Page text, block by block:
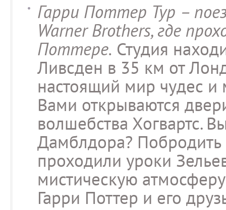
Гарри Поттер Тур –
Warner Brothers, где
Поттере. Студия
Ливсден в 35 км от
настоящий мир чудес и
Вами открываются
волшебства Хогвартс.
Дамблдора? Побродить
проходили уроки
мистическую
Гарри Поттер и его